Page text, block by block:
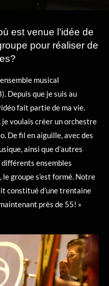
est venue l’idée de
pour réaliser de
musical
Depuis que je suis au
fait partie de ma vie.
voulais créer un orchestre
De fil en aiguille, avec des
ainsi que d’autres
différents ensembles
groupe s’est formé. Notre
constitué d’une trentaine
près de 55! »